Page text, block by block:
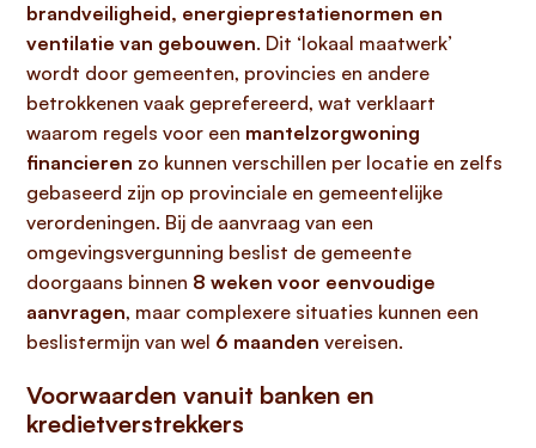
brandveiligheid, energieprestatienormen en
ventilatie van gebouwen. Dit ‘lokaal maatwerk’
wordt door gemeenten, provincies en andere
betrokkenen vaak geprefereerd, wat verklaart
waarom regels voor een mantelzorgwoning
financieren zo kunnen verschillen per locatie en zelfs
gebaseerd zijn op provinciale en gemeentelijke
verordeningen. Bij de aanvraag van een
omgevingsvergunning beslist de gemeente
doorgaans binnen 8 weken voor eenvoudige
aanvragen, maar complexere situaties kunnen een
beslistermijn van wel 6 maanden vereisen.
Voorwaarden vanuit banken en
kredietverstrekkers